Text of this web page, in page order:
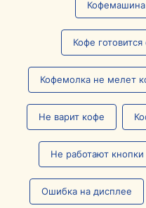
Кофемашина
Кофе
Кофемолка не мелет
Не варит кофе
Не работают кнопки
Ошибка на дисплее